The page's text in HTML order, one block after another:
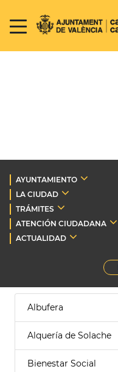
AYUNTAMIENTO
LA CIUDAD
TRÁMITES
ATENCIÓN CIUDADANA
ACTUALIDAD
Albufera
Alquería de Solache
Bienestar Social